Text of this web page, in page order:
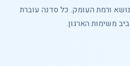
ורמת העומק. כל סדנה עוברת
משימות הארגון.